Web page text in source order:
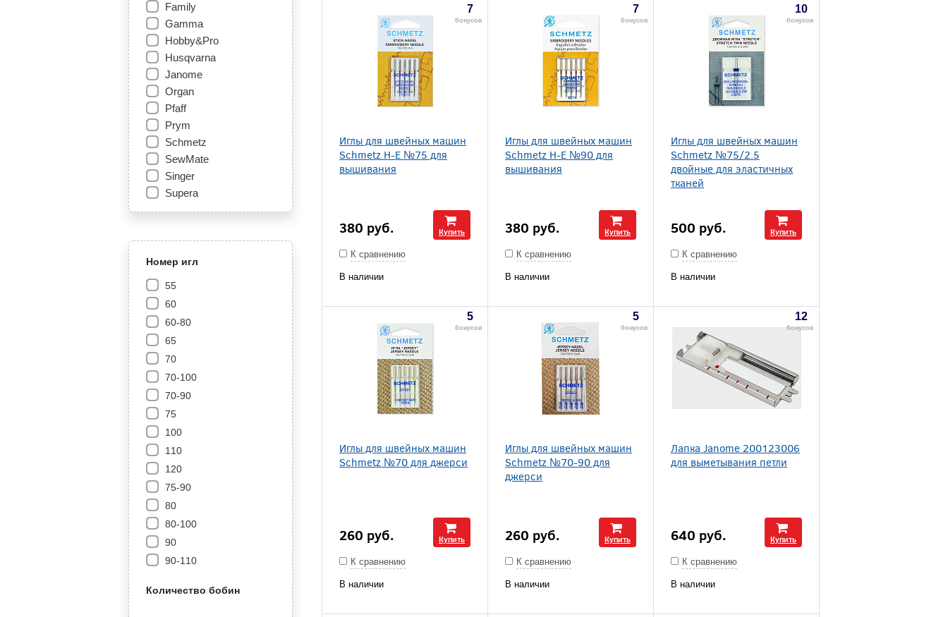
Family
Gamma
Hobby&Pro
Husqvarna
Janome
Organ
Pfaff
Prym
Schmetz
SewMate
Singer
Supera
Номер игл
55
60
60-80
65
70
70-100
70-90
75
100
110
120
75-90
80
80-100
90
90-110
Количество бобин
7
бонусов
Иглы для швейных машин
Schmetz H-E №75 для
вышивания
380 руб. Купить
К сравнению
В наличии
7
бонусов
Иглы для швейных машин
Schmetz H-E №90 для
вышивания
380 руб. Купить
К сравнению
В наличии
10
бонусов
Иглы для швейных машин
Schmetz №75/2.5
двойные для эластичных
тканей
500 руб. Купить
К сравнению
В наличии
5
бонусов
Иглы для швейных машин
Schmetz №70 для джерси
260 руб. Купить
К сравнению
В наличии
5
бонусов
Иглы для швейных машин
Schmetz №70-90 для
джерси
260 руб. Купить
К сравнению
В наличии
12
бонусов
Лапка Janome 200123006
для выметывания петли
640 руб. Купить
К сравнению
В наличии